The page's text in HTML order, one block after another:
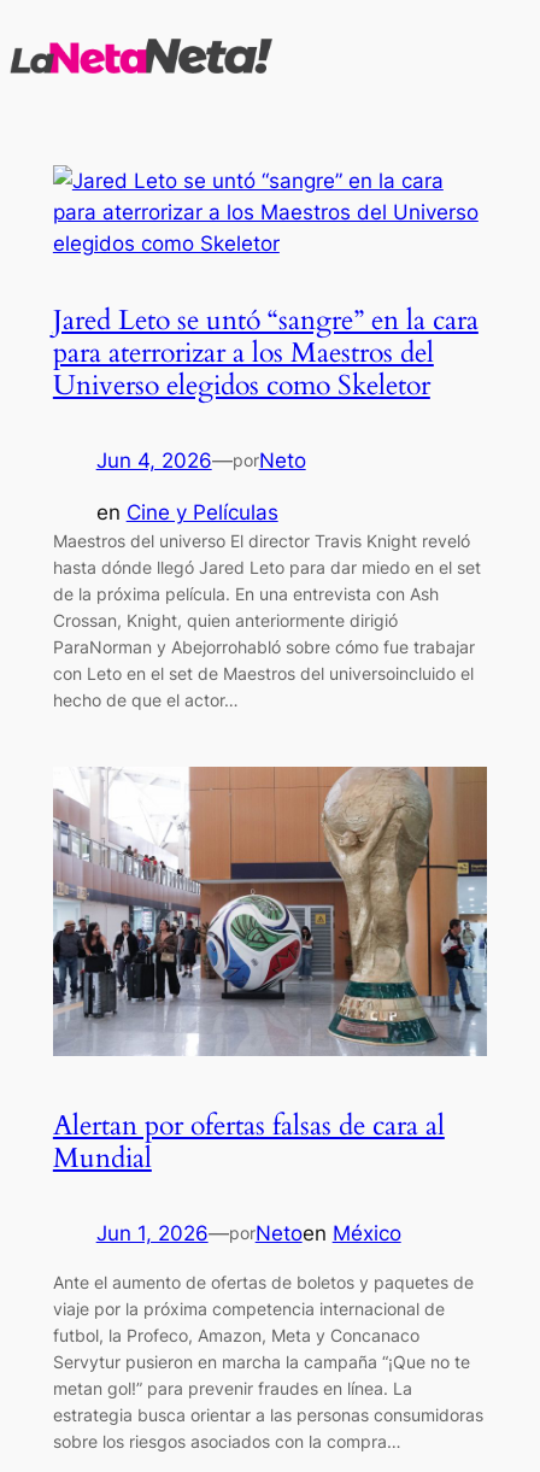
al
Jared Leto se untó “sangre” en la cara
para aterrorizar a los Maestros del
Universo elegidos como Skeletor
Jun 4, 2026—porNeto
en Cine y Películas
Maestros del universo El director Travis Knight reveló
hasta dónde llegó Jared Leto para dar miedo en el set
de la próxima película. En una entrevista con Ash
Crossan, Knight, quien anteriormente dirigió
ParaNorman y Abejorrohabló sobre cómo fue trabajar
con Leto en el set de Maestros del universoincluido el
hecho de que el actor…
Alertan por ofertas falsas de cara al
Mundial
Jun 1, 2026—porNetoen México
Ante el aumento de ofertas de boletos y paquetes de
viaje por la próxima competencia internacional de
futbol, la Profeco, Amazon, Meta y Concanaco
Servytur pusieron en marcha la campaña “¡Que no te
metan gol!” para prevenir fraudes en línea. La
estrategia busca orientar a las personas consumidoras
sobre los riesgos asociados con la compra…